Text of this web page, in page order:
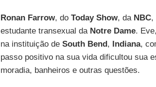
Ronan Farrow, do Today Show, da NBC,
estudante transexual da Notre Dame.
na instituição de South Bend, Indiana,
passo positivo na sua vida dificultou sua
moradia, banheiros e outras questões.